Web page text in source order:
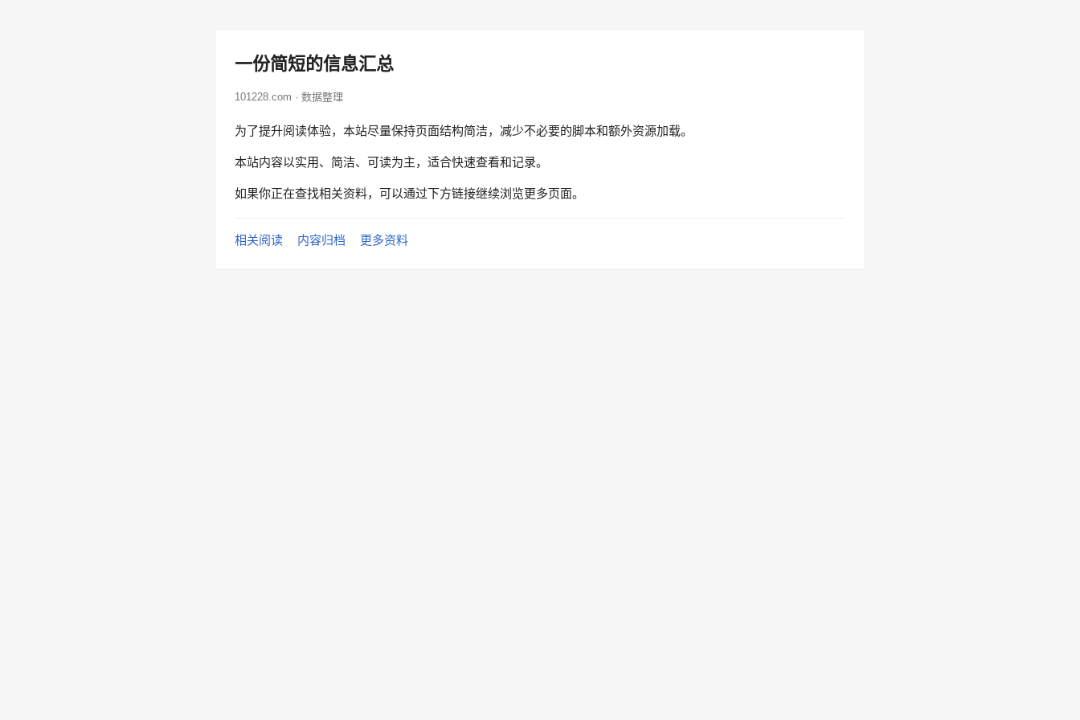
一份简短的信息汇总
101228.com · 数据整理
为了提升阅读体验，本站尽量保持页面结构简洁，减少不必要的脚本和额外资源加载。
本站内容以实用、简洁、可读为主，适合快速查看和记录。
如果你正在查找相关资料，可以通过下方链接继续浏览更多页面。
相关阅读 内容归档 更多资料